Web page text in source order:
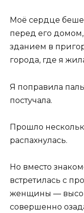
Моё сердце
перед его
зданием в
города, где я
Я поправила
постучала.
Прошло
распахнулась.
Но вместо
встретилась с
женщины —
совершенно